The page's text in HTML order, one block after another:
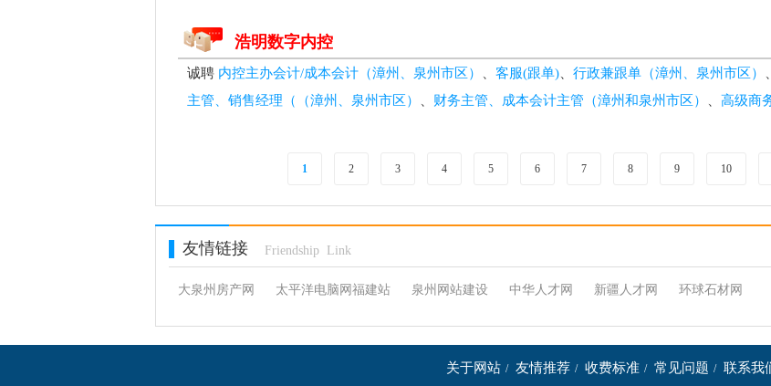
浩明数字内控
诚聘 内控主办会计/成本会计（漳州、泉州市区） 客服(跟单)、 行政兼跟单（漳州、泉州市区）
主管、销售经理（（漳州、泉州市区）
财务主管、成本会计主管（漳州和泉州市区） 高级商
1 2 3 4 5 6 7 8 9 10
友情链接 Friendship Link
大泉州房产网 太平洋电脑网福建站 泉州网站建设 中华人才网 新疆人才网 环球石材网
关于网站 / 友情推荐 / 收费标准 / 常见问题 / 联系我